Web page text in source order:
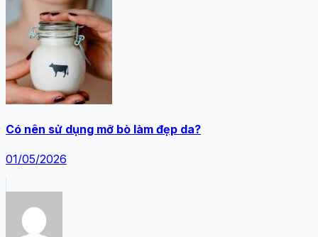
Có nên sử dụng mỡ bò làm đẹp da?
01/05/2026